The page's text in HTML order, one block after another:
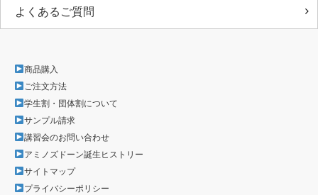
よくあるご質問
商品購入
ご注文方法
学生割・団体割について
サンプル請求
講習会のお問い合わせ
アミノズドーン誕生ヒストリー
サイトマップ
プライバシーポリシー